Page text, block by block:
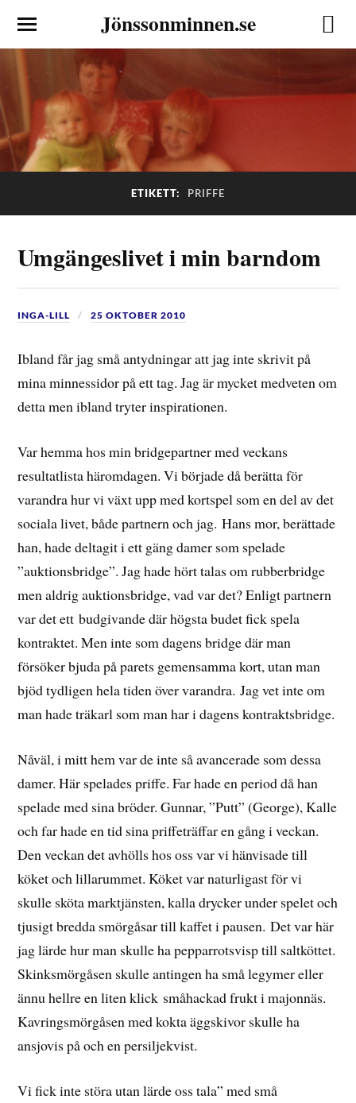
Jönssonminnen.se
ETIKETT: PRIFFE
Umgängeslivet i min barndom
INGA-LILL 25 OKTOBER 2010
Ibland får jag små antydningar att jag inte skrivit på
mina minnessidor på ett tag. Jag är mycket medveten om
detta men ibland tryter inspirationen.
Var hemma hos min bridgepartner med veckans
resultatlista häromdagen. Vi började då berätta för
varandra hur vi växt upp med kortspel som en del av det
sociala livet, både partnern och jag. Hans mor, berättade
han, hade deltagit i ett gäng damer som spelade
”auktionsbridge”. Jag hade hört talas om rubberbridge
men aldrig auktionsbridge, vad var det? Enligt partnern
var det ett budgivande där högsta budet fick spela
kontraktet. Men inte som dagens bridge där man
försöker bjuda på parets gemensamma kort, utan man
bjöd tydligen hela tiden över varandra. Jag vet inte om
man hade träkarl som man har i dagens kontraktsbridge.
Nåväl, i mitt hem var de inte så avancerade som dessa
damer. Här spelades priffe. Far hade en period då han
spelade med sina bröder. Gunnar, ”Putt” (George), Kalle
och far hade en tid sina priffeträffar en gång i veckan.
Den veckan det avhölls hos oss var vi hänvisade till
köket och lillarummet. Köket var naturligast för vi
skulle sköta marktjänsten, kalla drycker under spelet och
tjusigt bredda smörgåsar till kaffet i pausen. Det var här
jag lärde hur man skulle ha pepparrotsvisp till saltköttet.
Skinksmörgåsen skulle antingen ha små legymer eller
ännu hellre en liten klick småhackad frukt i majonnäs.
Kavringsmörgåsen med kokta äggskivor skulle ha
ansjovis på och en persiljekvist.
Vi fick inte störa utan lärde oss tala” med små